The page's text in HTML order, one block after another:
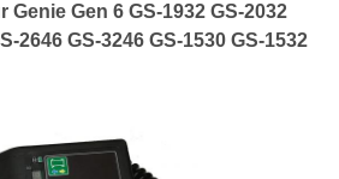
Genie Gen 6 GS-1932 GS-2032
2646 GS-3246 GS-1530 GS-1532